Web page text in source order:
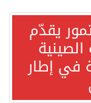
يقدّم
في إطار